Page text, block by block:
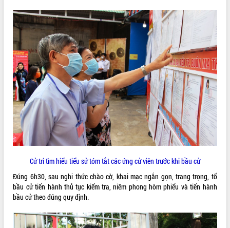
VIDEO
Khám bệnh, cấp phát thuốc miễn phí
và tặng quà người dân xã Cư Pui
Hội nghị UBND tỉnh Đắk Lắk thường kỳ
tháng 7/2026
Cử tri tìm hiểu tiểu sử tóm tắt các ứng cử viên trước khi bầu cử
Đúng 6h30, sau nghi thức chào cờ, khai mạc ngắn gọn, trang trọng, tổ
bầu cử tiến hành thủ tục kiểm tra, niêm phong hòm phiếu và tiến hành
bầu cử theo đúng quy định.